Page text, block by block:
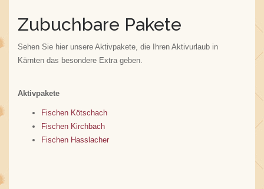
Zubuchbare Pakete
Sehen Sie hier unsere Aktivpakete, die Ihren Aktivurlaub in
Kärnten das besondere Extra geben.
Aktivpakete
Fischen Kötschach
Fischen Kirchbach
Fischen Hasslacher